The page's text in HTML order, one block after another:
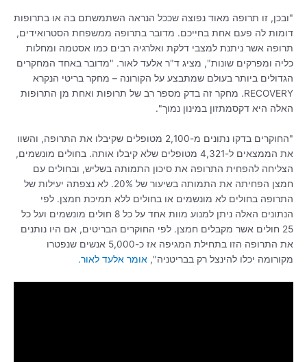
"ובכן, זו תרופה מאוד נפוצה שככל הנראה השתמשתם בה או בתרופות
דומות לה פעם אחת בחייכם. מדובר בתרופה ממשפחת הסטרואידים,
תרופה אשר ניתנת למצבי דלקת ואלרגיה רבים כמו אסטמה ומחלות
כליה ומפרקים שונות", מציג ד"ר אלעד לאור. "מדובר באחד המחקרים
הגדולים ביותר בעולם שמתבצע על הקורונה – מחקר בריטי הנקרא
RECOVERY. מחקר זה בדק מספר רב של תרופות ואחת מן התרופות
האלה היא דקסמתזון במינון נמוך".
"החוקרים בדקו נתונים מ-2,100 מטופלים שקיבלו את התרופה, והשוו
את הממצאים ל-4,321 מטופלים שלא קיבלו אותה. בחולים מונשמים,
הצליחה להפחית התרופה את סיכון התמותה בשליש, ובחולים עם
חמצן הפחיתה את התמותה בשיעור של 20%. לא נצפתה יעילות של
התרופה בחולים לא מונשמים או בחולים ללא תמיכת חמצן. לפי
הנתונים האלה ניתן למנוע מוות אחד על כל 8 חולים מונשמים ועל כל
25 חולים אשר מקבלים חמצן. לפי החוקרים הבריטים, אם היו נותנים
את התרופה הזו בתחילת המגיפה אז כ-5,000 אנשים שנפטרו
מקורומה יכלו להינצל רק בבריטניה", אומר אלעד לאור.